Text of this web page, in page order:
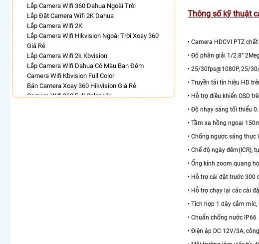
Lắp Camera Wifi 360 Dahua Ngoài Trời
Lắp Đặt Camera Wifi 2K Dahua
Lắp Camera Wifi 2K
Lắp Camera Wifi Hikvision Ngoài Trời Xoay 360
Giá Rẻ
Lắp Camera Wifi 2k Kbvision
Lắp Camera Wifi Dahua Có Màu Ban Đêm
Camera Wifi Kbvision Full Color
Bán Camera Xoay 360 Hikvision Giá Rẻ
Camera Wifi 360 Full Color Hik
Thông số kỹ thuật
​• Camera HDCVI PTZ
• Độ phân giải 1/2.8”
• 25/30fps@1080P, 25/
• Truyền tải tín hiệu HD
• Hỗ trợ điều khiển OSD
• Độ nhạy sáng tối thiểu
• Tầm xa hồng ngoại
• Chống ngược sáng thực
• Chế độ ngày đêm(ICR),
• Ống kính zoom quang
• Hỗ trợ cài đặt trước 300
• Hỗ trợ chạy lại các cài
• Tích hợp 1 dây cắm
• Chuẩn chống nước IP66
• Điện áp DC 12V/3A,